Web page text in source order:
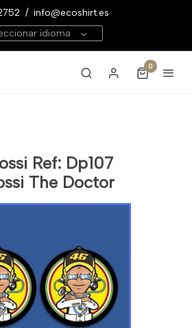
/ info@ecoshirt.es
idioma
0
Ref: Dp107
The Doctor